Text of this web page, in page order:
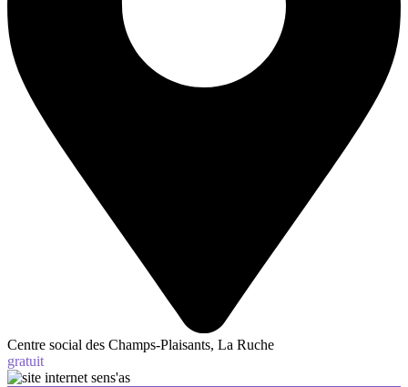
Centre social des Champs-Plaisants, La Ruche
gratuit